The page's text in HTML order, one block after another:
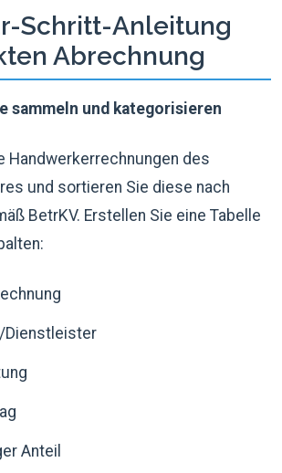
Schritt-Anleitung
Abrechnung
sammeln und kategorisieren
Handwerkerrechnungen des
und sortieren Sie diese nach
BetrKV. Erstellen Sie eine Tabelle
Dienstleister
Anteil